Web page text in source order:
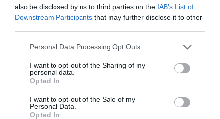
also be disclosed by us to third parties on the IAB’s List of
Downstream Participants that may further disclose it to other
Personal Data Processing Opt Outs
I want to opt-out of the Sharing of my
personal data.
Opted In
I want to opt-out of the Sale of my
Personal Data.
Opted In
KEDVES OLVASÓNK!
A keresett cikk a portfolio.hu hírarchívumához
tartozik, melynek olvasása előfizetéses
regisztrációhoz kötött.
Az előfizetés a következőket tartalmazza:
Portfolio.hu teljes cikkarchívum
kötéslistái